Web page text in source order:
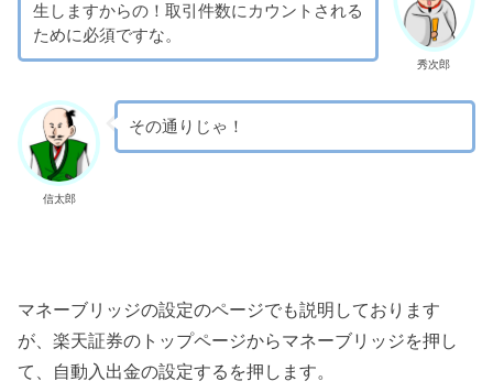
秀次郎
生しますからの！取引件数にカウントされる
ために必須ですな。
信太郎
その通りじゃ！
マネーブリッジの設定のページでも説明しております
が、楽天証券のトップページからマネーブリッジを押し
て、自動入出金の設定するを押します。